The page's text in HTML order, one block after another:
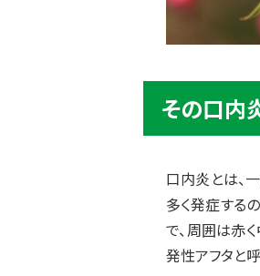
その口内
口内炎とは、
多く発症する
で、周囲は赤
発性アフタと